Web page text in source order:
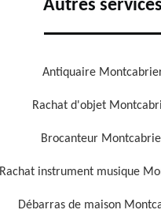
Autres services
Antiquaire
Rachat d'objet
Brocanteur
Rachat instrument musique
Débarras de maison